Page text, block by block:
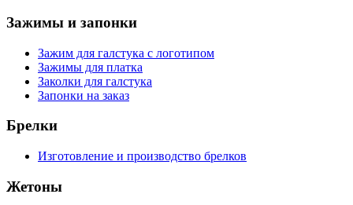
Зажимы и запонки
Зажим для галстука с логотипом
Зажимы для платка
Заколки для галстука
Запонки на заказ
Брелки
Изготовление и производство брелков
Жетоны